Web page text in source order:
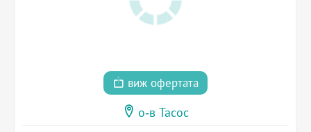
виж офертата
о-в Тасос